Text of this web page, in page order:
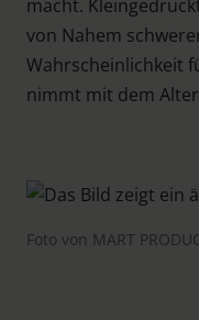
macht.
von Nahem
Wahrscheinlichkeit
nimmt mit dem
Foto von MART